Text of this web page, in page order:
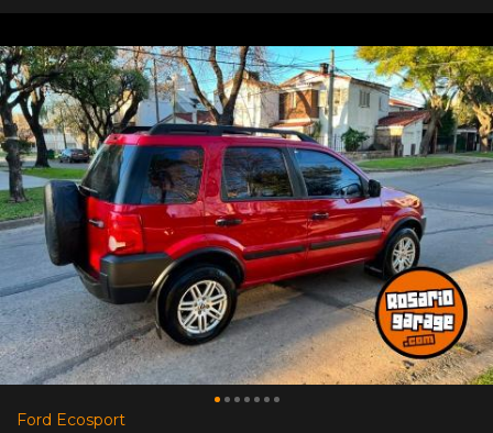
Ford Ecosport